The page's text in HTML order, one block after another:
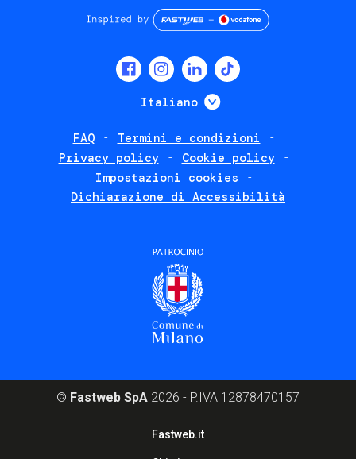
Italiano Mostra ulteriori
FAQ
Termini e condizioni
Privacy policy
Cookie policy
Impostazioni cookies
Dichiarazione di Accessibilità
© Fastweb SpA 2026 - P.IVA 12878470157
Fastweb.it